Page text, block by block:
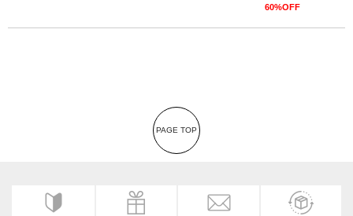
60%OFF
PAGE TOP